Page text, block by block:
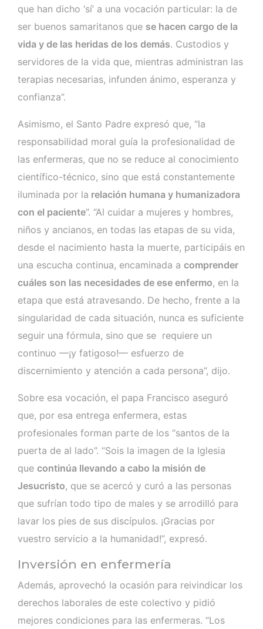
que han dicho ‘sí’ a una vocación particular: la de
ser buenos samaritanos que se hacen cargo de la
vida y de las heridas de los demás. Custodios y
servidores de la vida que, mientras administran las
terapias necesarias, infunden ánimo, esperanza y
confianza”.
Asimismo, el Santo Padre expresó que, “la
responsabilidad moral guía la profesionalidad de
las enfermeras, que no se reduce al conocimiento
científico-técnico, sino que está constantemente
iluminada por la relación humana y humanizadora
con el paciente”. “Al cuidar a mujeres y hombres,
niños y ancianos, en todas las etapas de su vida,
desde el nacimiento hasta la muerte, participáis en
una escucha continua, encaminada a comprender
cuáles son las necesidades de ese enfermo, en la
etapa que está atravesando. De hecho, frente a la
singularidad de cada situación, nunca es suficiente
seguir una fórmula, sino que se requiere un
continuo —¡y fatigoso!— esfuerzo de
discernimiento y atención a cada persona”, dijo.
Sobre esa vocación, el papa Francisco aseguró
que, por esa entrega enfermera, estas
profesionales forman parte de los “santos de la
puerta de al lado”. “Sois la imagen de la Iglesia
que continúa llevando a cabo la misión de
Jesucristo, que se acercó y curó a las personas
que sufrían todo tipo de males y se arrodilló para
lavar los pies de sus discípulos. ¡Gracias por
vuestro servicio a la humanidad!”, expresó.
Inversión en enfermería
Además, aprovechó la ocasión para reivindicar los
derechos laborales de este colectivo y pidió
mejores condiciones para las enfermeras. “Los